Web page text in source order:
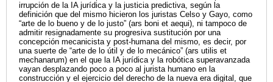
irrupción de la IA jurídica y la justicia predictiva, según la
definición que del mismo hicieron los juristas Celso y Gayo, como
“arte de lo bueno y de lo justo” (ars boni et aequi), ni tampoco de
admitir resignadamente su progresiva sustitución por una
concepción mecanicista y post-humana del mismo, es decir, por
una suerte de “arte de lo útil y de lo mecánico” (ars utilis et
mechanarum) en el que la IA jurídica y la robótica superavanzada
vayan desplazando poco a poco al jurista humano en la
construcción y el ejercicio del derecho de la nueva era digital, que